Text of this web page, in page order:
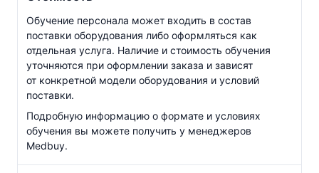
Обучение персонала может входить в состав
поставки оборудования либо оформляться как
отдельная услуга. Наличие и стоимость обучения
уточняются при оформлении заказа и зависят
от конкретной модели оборудования и условий
поставки.
Подробную информацию о формате и условиях
обучения вы можете получить у менеджеров
Medbuy.